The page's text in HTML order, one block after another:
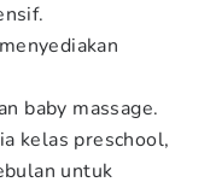
baby massage.
kelas preschool,
untuk